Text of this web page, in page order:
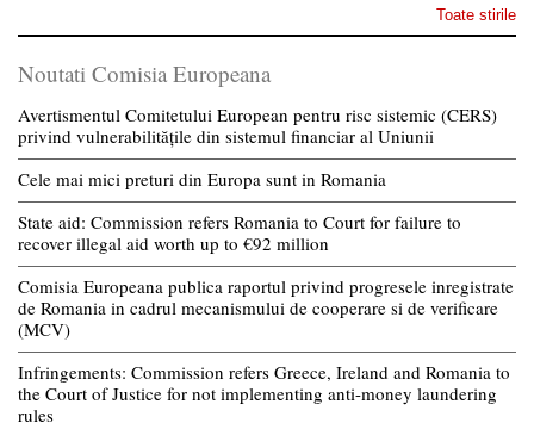
Toate stirile
Noutati Comisia Europeana
Avertismentul Comitetului European pentru risc sistemic (CERS)
privind vulnerabilitățile din sistemul financiar al Uniunii
Cele mai mici preturi din Europa sunt in Romania
State aid: Commission refers Romania to Court for failure to
recover illegal aid worth up to €92 million
Comisia Europeana publica raportul privind progresele inregistrate
de Romania in cadrul mecanismului de cooperare si de verificare
(MCV)
Infringements: Commission refers Greece, Ireland and Romania to
the Court of Justice for not implementing anti-money laundering
rules